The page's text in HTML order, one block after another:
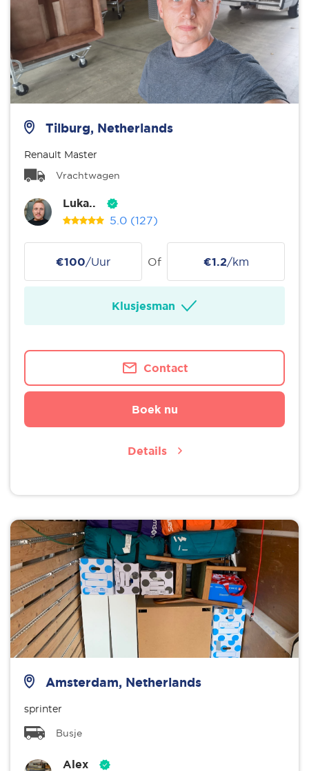
Tilburg, Netherlands
Renault Master
Vrachtwagen
Luka..
5.0 (127)
€100/Uur Of €1.2/km
Klusjesman
Contact
Boek nu
Details
Amsterdam, Netherlands
sprinter
Busje
Alex